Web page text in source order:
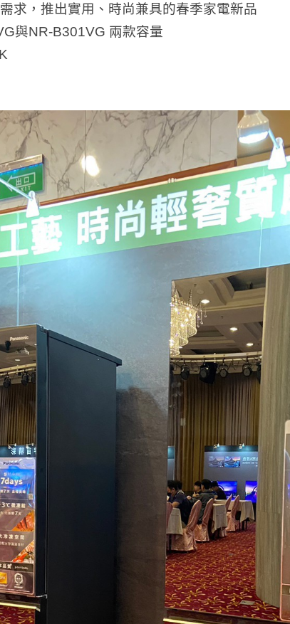
求，推出實用、時尚兼具的春季家電新品
與NR‑B301VG 兩款容量